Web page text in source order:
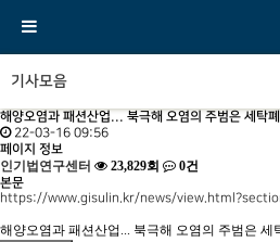
기사모음
해양오염과 패션산업... 북극해 오염의 주범은 세탁
22-03-16 09:56
페이지 정보
인기법연구센터 23,829회 0건
본문
https://www.gisulin.kr/news/
해양오염과 패션산업... 북극해 오염의 주범은 세